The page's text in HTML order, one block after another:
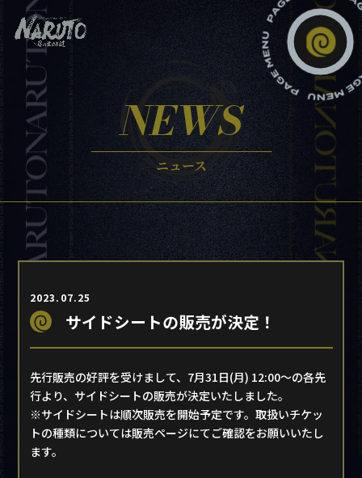
NEWS
ニュース
2023.07.25
サイドシートの販売が決定！
先行販売の好評を受けまして、7月31日(月) 12:00～の各先
行より、サイドシートの販売が決定いたしました。
※サイドシートは順次販売を開始予定です。取扱いチケッ
トの種類については販売ページにてご確認をお願いいたし
ます。